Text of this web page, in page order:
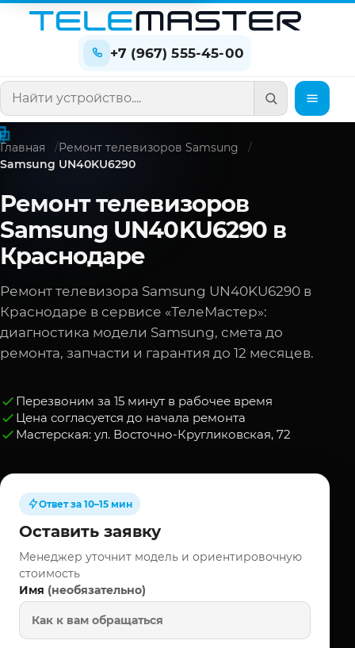
+7 (967) 555-45-00
Поиск по сайту
Главная
Ремонт телевизоров Samsung
Samsung UN40KU6290
Ремонт телевизоров
Samsung UN40KU6290 в
Краснодаре
Ремонт телевизора Samsung UN40KU6290 в
Краснодаре в сервисе «ТелеМастер»:
диагностика модели Samsung, смета до
ремонта, запчасти и гарантия до 12 месяцев.
Перезвоним за 15 минут в рабочее время
Цена согласуется до начала ремонта
Мастерская: ул. Восточно-Кругликовская, 72
Ответ за 10–15 мин
Оставить заявку
Менеджер уточнит модель и ориентировочную
стоимость
Имя (необязательно)